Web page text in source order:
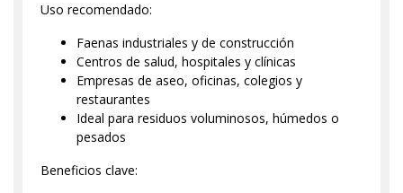
Uso recomendado:
Faenas industriales y de construcción
Centros de salud, hospitales y clínicas
Empresas de aseo, oficinas, colegios y
restaurantes
Ideal para residuos voluminosos, húmedos o
pesados
Beneficios clave: